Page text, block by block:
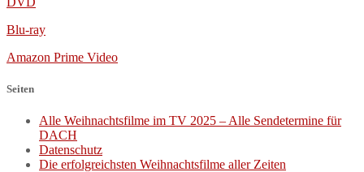
Blu-ray
Amazon Prime Video
Seiten
Alle Weihnachtsfilme im TV 2025 – Alle Sendetermine für
DACH
Datenschutz
Die erfolgreichsten Weihnachtsfilme aller Zeiten